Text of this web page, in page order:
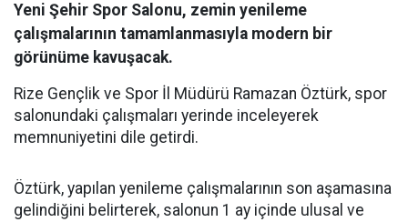
Yeni Şehir Spor Salonu, zemin yenileme
çalışmalarının tamamlanmasıyla modern bir
görünüme kavuşacak.
Rize Gençlik ve Spor İl Müdürü Ramazan Öztürk, spor
salonundaki çalışmaları yerinde inceleyerek
memnuniyetini dile getirdi.
Öztürk, yapılan yenileme çalışmalarının son aşamasına
gelindiğini belirterek, salonun 1 ay içinde ulusal ve